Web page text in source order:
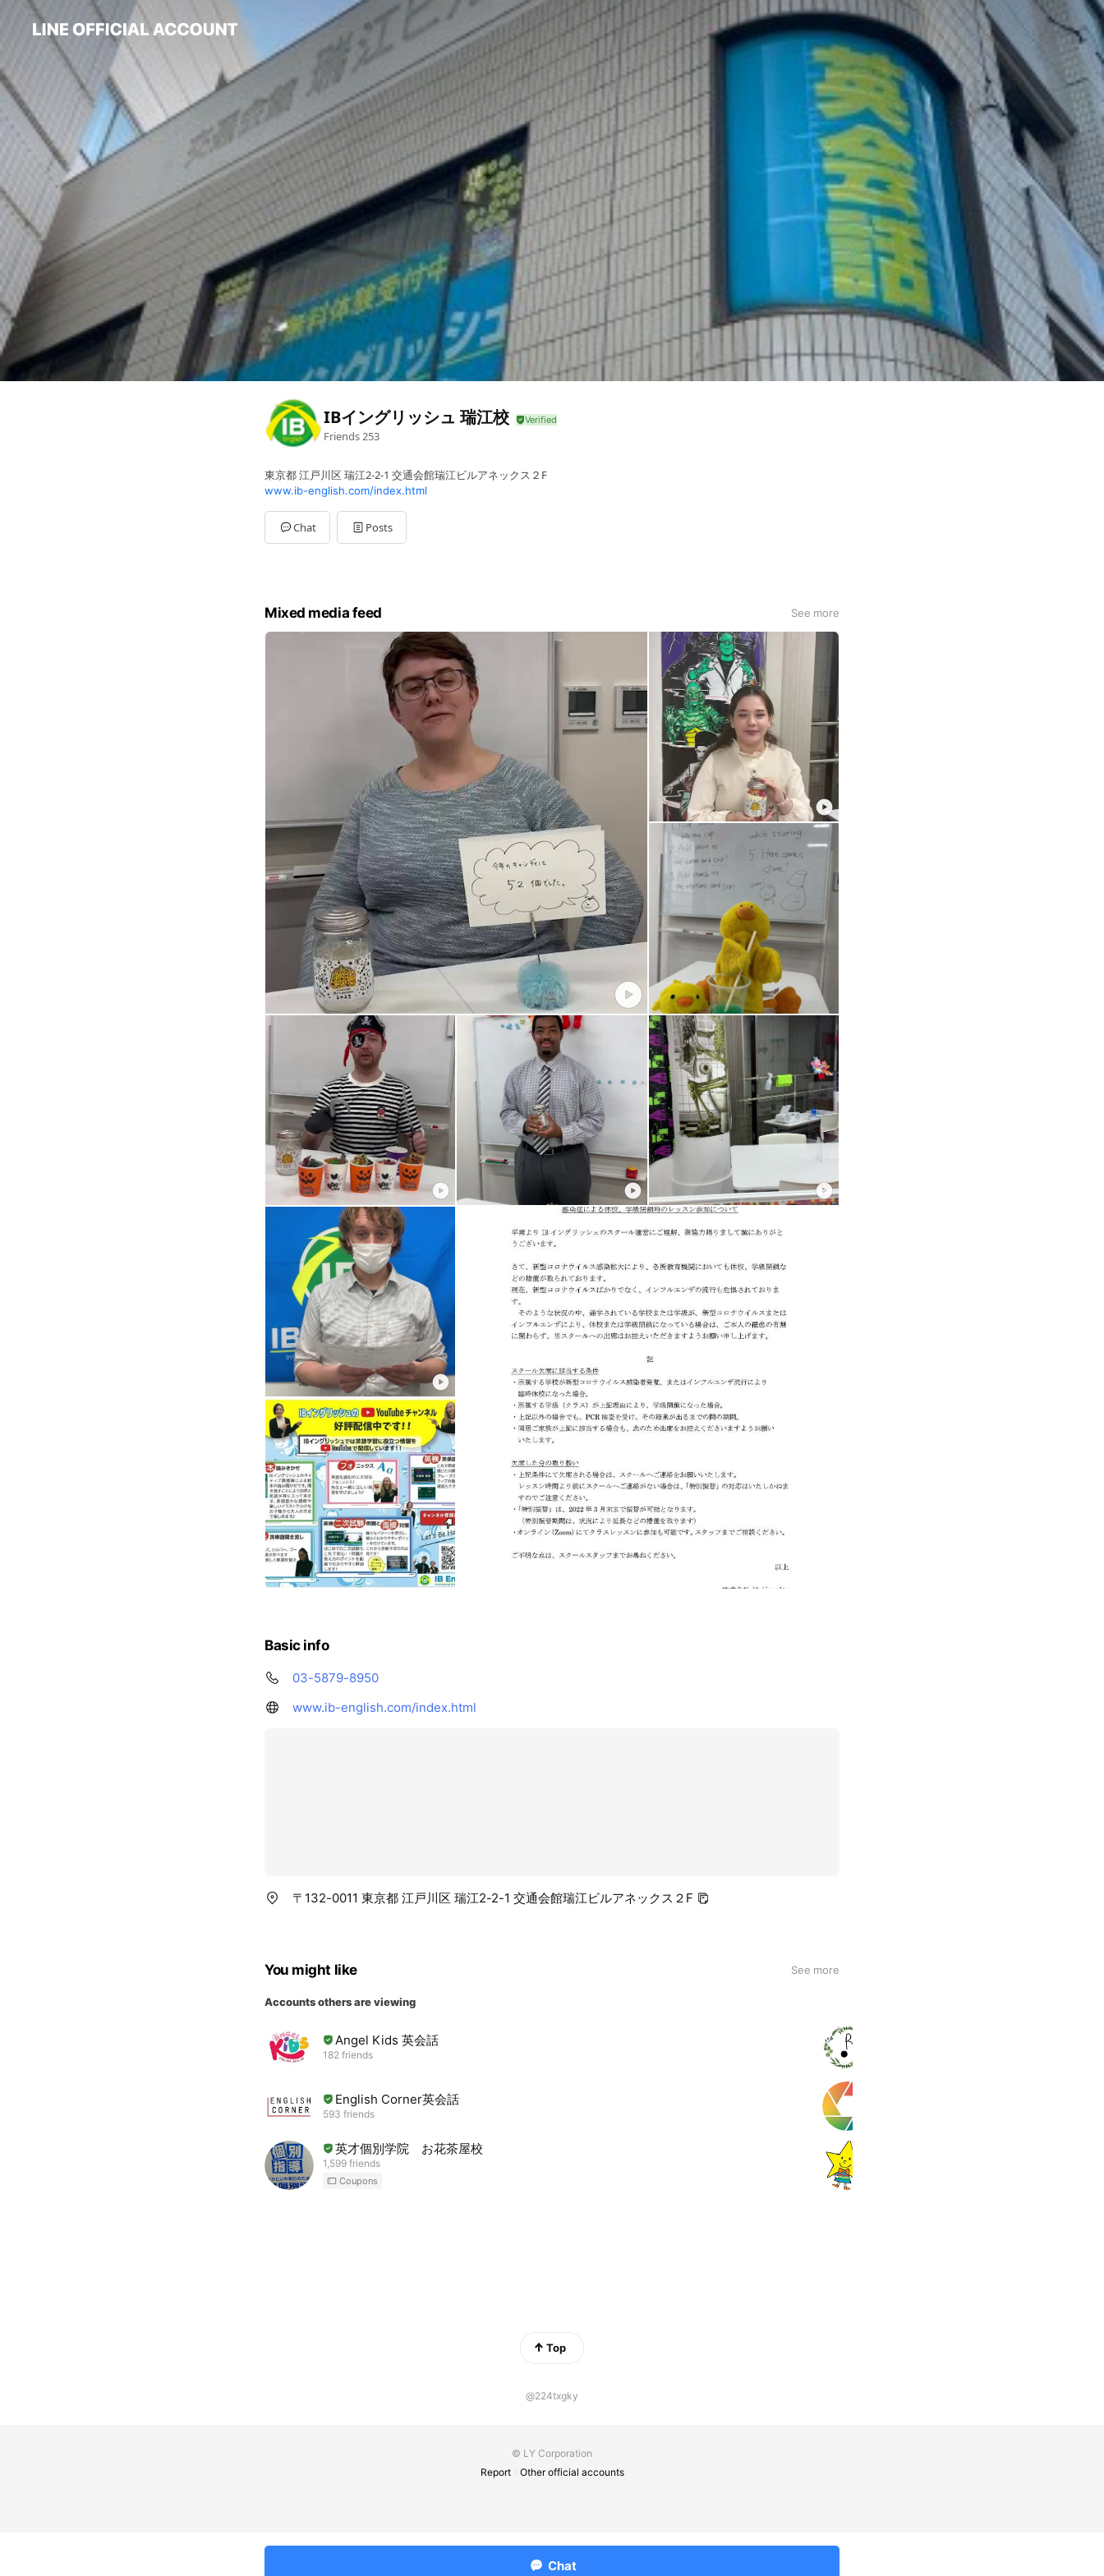
IBイングリッシュ 瑞江校
Friends 253
東京都 江戸川区 瑞江2-2-1 交通会館瑞江ビルアネックス２F
www.ib-english.com/index.html
Chat Posts
Mixed media feed See more
Basic info
03-5879-8950
www.ib-english.com/index.html
〒132-0011 東京都 江戸川区 瑞江2-2-1 交通会館瑞江ビルアネックス２F
You might like See more
Accounts others are viewing
Angel Kids 英会話
182 friends
English Corner英会話
593 friends
英才個別学院 お花茶屋校
1,599 friends
Coupons
Top
@224txgky
© LY Corporation
Report
Other official accounts
Chat